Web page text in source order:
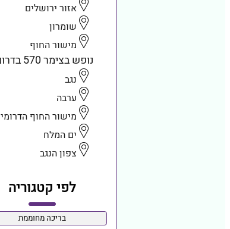
אזור ירושלים
שומרון
מישור החוף
נופש בצימר 570 בדרום
נגב
ערבה
מישור החוף הדרומי
ים המלח
צפון הנגב
לפי קטגוריה